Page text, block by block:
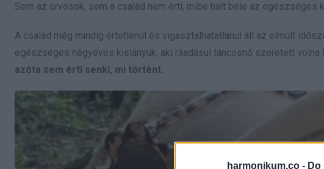
harmonikum.co -
Sem az orvosok, sem a család nem érti, mibe halt bele az egészséges
A család még mindig értetlenül és vigasztalhatatlanul áll az elmúlt
egészséges négyéves kislányuk, aki ráadásul táncosnő szeretett volna
azóta sem érti senki, mi történt.